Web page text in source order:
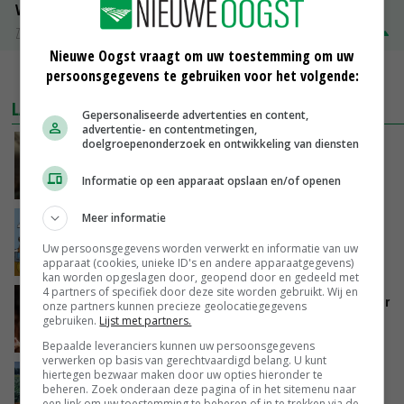
Volle melkpoeder
Zuivel NL
€ 345,00
MEER MARKTPRIJZEN
LAATSTE NIEUWS
‘Samenwerking A-ware en Amalthea gaat
GISTEREN, 16:01
Internationale vraag naar geitenzuivel blijft
groot: Nederland in Europese top
GISTEREN, 15:33
Vlaamse varkensstapel krimpt, pluimveesector
groeit door schaalvergroting
‘Cijfer jezelf niet weg en doe vooral ook waar
je gelukkig van wordt’
Nieuwe Oogst vraagt om uw toestemming om uw
persoonsgegevens te gebruiken voor het volgende:
Gepersonaliseerde advertenties en content,
advertentie- en contentmetingen,
doelgroepenonderzoek en ontwikkeling van diensten
Informatie op een apparaat opslaan en/of openen
Meer informatie
Uw persoonsgegevens worden verwerkt en informatie van uw
apparaat (cookies, unieke ID's en andere apparaatgegevens)
kan worden opgeslagen door, geopend door en gedeeld met
4 partners of specifiek door deze site worden gebruikt. Wij en
onze partners kunnen precieze geolocatiegegevens
gebruiken. Lijst met partners.
Bepaalde leveranciers kunnen uw persoonsgegevens
verwerken op basis van gerechtvaardigd belang. U kunt
hiertegen bezwaar maken door uw opties hieronder te
beheren. Zoek onderaan deze pagina of in het sitemenu naar